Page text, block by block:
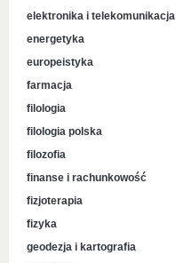
elektronika i telekomunikacja
energetyka
europeistyka
farmacja
filologia
filologia polska
filozofia
finanse i rachunkowość
fizjoterapia
fizyka
geodezja i kartografia